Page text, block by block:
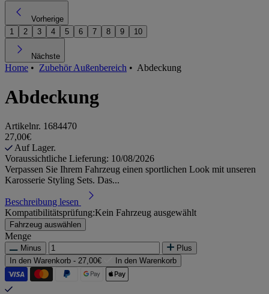
Vorherige
1
2 3 4 5 6 7 8 9 10
Nächste
Home • Zubehör Außenbereich • Abdeckung
Abdeckung
Artikelnr. 1684470
27,00€
Auf Lager.
Voraussichtliche Lieferung: 10/08/2026
Verpassen Sie Ihrem Fahrzeug einen sportlichen Look mit unseren
Karosserie Styling Sets. Das...
Beschreibung lesen
Kompatibilitätsprüfung:Kein Fahrzeug ausgewählt
Fahrzeug auswählen
Menge
Minus
Plus
In den Warenkorb - 27,00€ In den Warenkorb